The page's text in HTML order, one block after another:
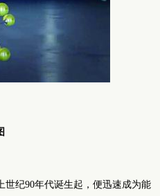
纪90年代诞生起，便迅速成为能